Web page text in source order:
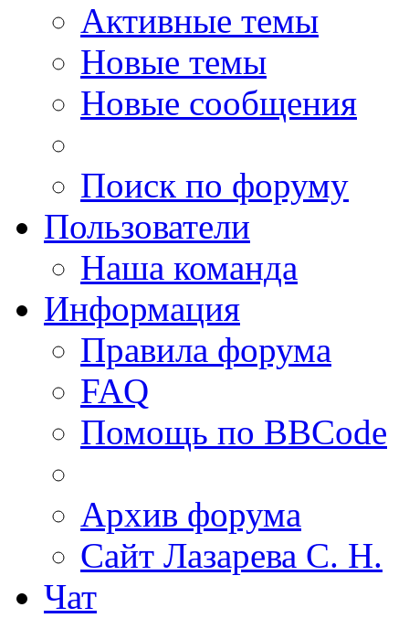
Активные темы
Новые темы
Новые сообщения
Поиск по форуму
Пользователи
Наша команда
Информация
Правила форума
FAQ
Помощь по BBCode
Архив форума
Сайт Лазарева С. Н.
Чат